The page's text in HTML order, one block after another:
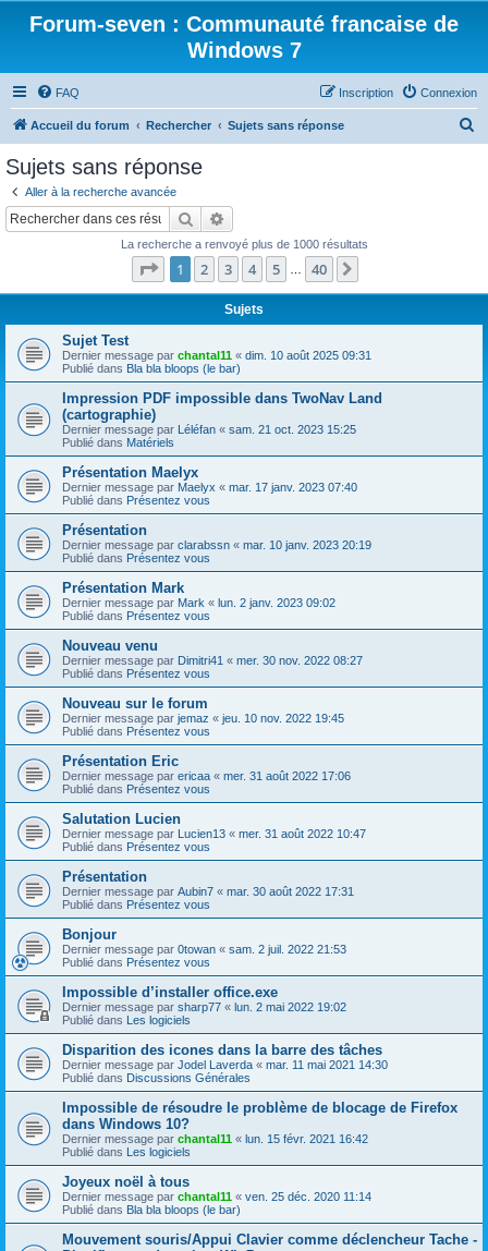
Forum-seven : Communauté francaise de
Windows 7
FAQ Connexion
Inscription
Accueil du forum Rechercher Sujets sans réponse
Sujets sans réponse
Aller à la recherche avancée
Rechercher
La recherche a renvoyé plus de 1000 résultats
Page 1sur40
1 2 3 4 5 40
Sujets
Sujet Test
Dernier message par chantal11 « dim. 10 août 2025 09:31
Publié dans Bla bla bloops (le bar)
Impression PDF impossible dans TwoNav Land
(cartographie)
Dernier message par Léléfan « sam. 21 oct. 2023 15:25
Publié dans Matériels
Présentation Maelyx
Dernier message par Maelyx « mar. 17 janv. 2023 07:40
Publié dans Présentez vous
Présentation
Dernier message par clarabssn « mar. 10 janv. 2023 20:19
Publié dans Présentez vous
Présentation Mark
Dernier message par Mark « lun. 2 janv. 2023 09:02
Publié dans Présentez vous
Nouveau venu
Dernier message par Dimitri41 « mer. 30 nov. 2022 08:27
Publié dans Présentez vous
Nouveau sur le forum
Dernier message par jemaz « jeu. 10 nov. 2022 19:45
Publié dans Présentez vous
Présentation Eric
Dernier message par ericaa « mer. 31 août 2022 17:06
Publié dans Présentez vous
Salutation Lucien
Dernier message par Lucien13 « mer. 31 août 2022 10:47
Publié dans Présentez vous
Présentation
Dernier message par Aubin7 « mar. 30 août 2022 17:31
Publié dans Présentez vous
Bonjour
Dernier message par 0towan « sam. 2 juil. 2022 21:53
Publié dans Présentez vous
Impossible d’installer office.exe
Dernier message par sharp77 « lun. 2 mai 2022 19:02
Publié dans Les logiciels
Disparition des icones dans la barre des tâches
Dernier message par Jodel Laverda « mar. 11 mai 2021 14:30
Publié dans Discussions Générales
Impossible de résoudre le problème de blocage de Firefox
dans Windows 10?
Dernier message par chantal11 « lun. 15 févr. 2021 16:42
Publié dans Les logiciels
Joyeux noël à tous
Dernier message par chantal11 « ven. 25 déc. 2020 11:14
Publié dans Bla bla bloops (le bar)
Mouvement souris/Appui Clavier comme déclencheur Tache -